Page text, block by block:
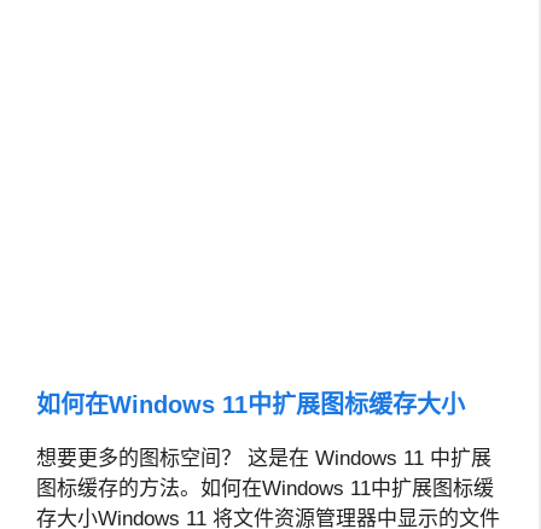
如何在Windows 11中扩展图标缓存大小
想要更多的图标空间？ 这是在 Windows 11 中扩展
图标缓存的方法。 如何在Windows 11中扩展图标缓
存大小Windows 11 将文件资源管理器中显示的文件